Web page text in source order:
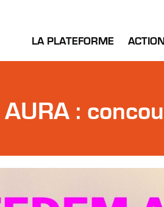
LA PLATEFORME
AURA :